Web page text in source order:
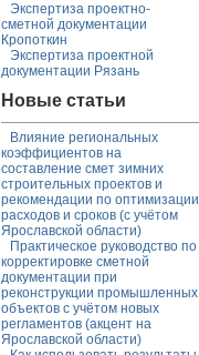
Экспертиза проектно-
сметной документации
Кропоткин
Экспертиза проектной
документации Рязань
Новые статьи
Влияние региональных
коэффициентов на
составление смет зимних
строительных проектов и
рекомендации по оптимизации
расходов и сроков (с учётом
Ярославской области)
Практическое руководство по
корректировке сметной
документации при
реконструкции промышленных
объектов с учётом новых
регламентов (акцент на
Ярославской области)